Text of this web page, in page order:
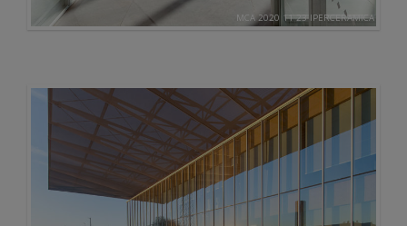
MCA 2020 11 23 IPERCERAMICA